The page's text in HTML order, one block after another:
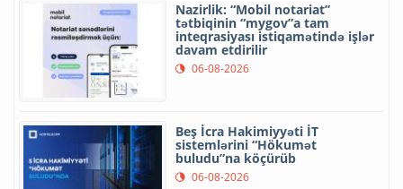
Nazirlik: “Mobil notariat”
tətbiqinin “mygov”a tam
inteqrasiyası istiqamətində işlər
davam etdirilir
06-08-2026
Beş İcra Hakimiyyəti İT
sistemlərini “Hökumət
buludu”na köçürüb
06-08-2026